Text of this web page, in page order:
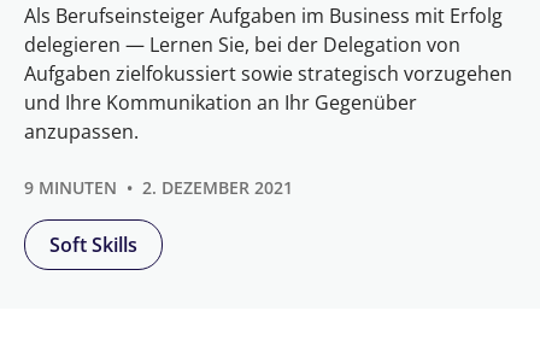
Als Berufseinsteiger Aufgaben im Business mit Erfolg
delegieren — Lernen Sie, bei der Delegation von
Aufgaben zielfokussiert sowie strategisch vorzugehen
und Ihre Kommunikation an Ihr Gegenüber
anzupassen.
Soft Skills
9 MINUTEN 2. DEZEMBER 2021